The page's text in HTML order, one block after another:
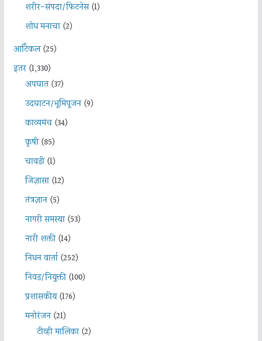
शरीर-संपदा/फिटनेस(1)
शोध मनाचा(2)
आर्टिकल(25)
इतर(1,330)
अपघात(37)
उदघाटन/भूमिपूजन(9)
काव्यमंच(34)
कृषी(85)
चावडी(1)
जिज्ञासा(12)
तंत्रज्ञान(5)
नागरी समस्या(53)
नारी शक्ती(14)
निधन वार्ता(252)
निवड/नियुक्ती(100)
प्रशासकीय(176)
मनोरंजन(21)
टीव्ही मालिका(2)